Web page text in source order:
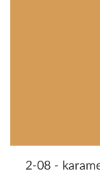
2-08 -